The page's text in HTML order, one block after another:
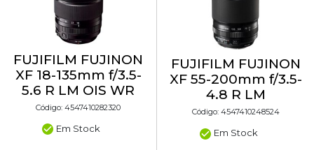
FUJIFILM FUJINON
XF 18-135mm f/3.5-
5.6 R LM OIS WR
Código: 4547410282320
Em Stock
FUJIFILM FUJINON
XF 55-200mm f/3.5-
4.8 R LM
Código: 4547410248524
Em Stock